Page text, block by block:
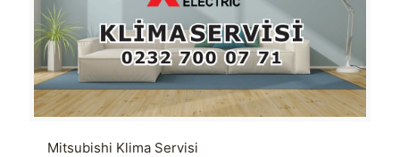
Mitsubishi Klima Servisi